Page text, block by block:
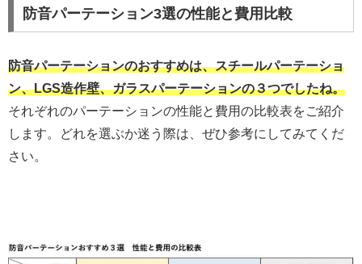
防音パーテーション3選の性能と費用比較
防音パーテーションのおすすめは、スチールパーテーショ
ン、LGS造作壁、ガラスパーテーションの３つでしたね。
それぞれのパーテーションの性能と費用の比較表をご紹介
します。どれを選ぶか迷う際は、ぜひ参考にしてみてくだ
さい。